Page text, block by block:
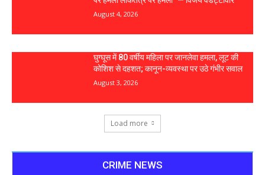
August 4, 2026
घुग्घूस में 80 वर्षीय महिला पर जानलेवा हमला, लूट की
कोशिश से दहशत; कानून-व्यवस्था पर उठे गंभीर सवाल
August 3, 2026
Load more
CRIME NEWS